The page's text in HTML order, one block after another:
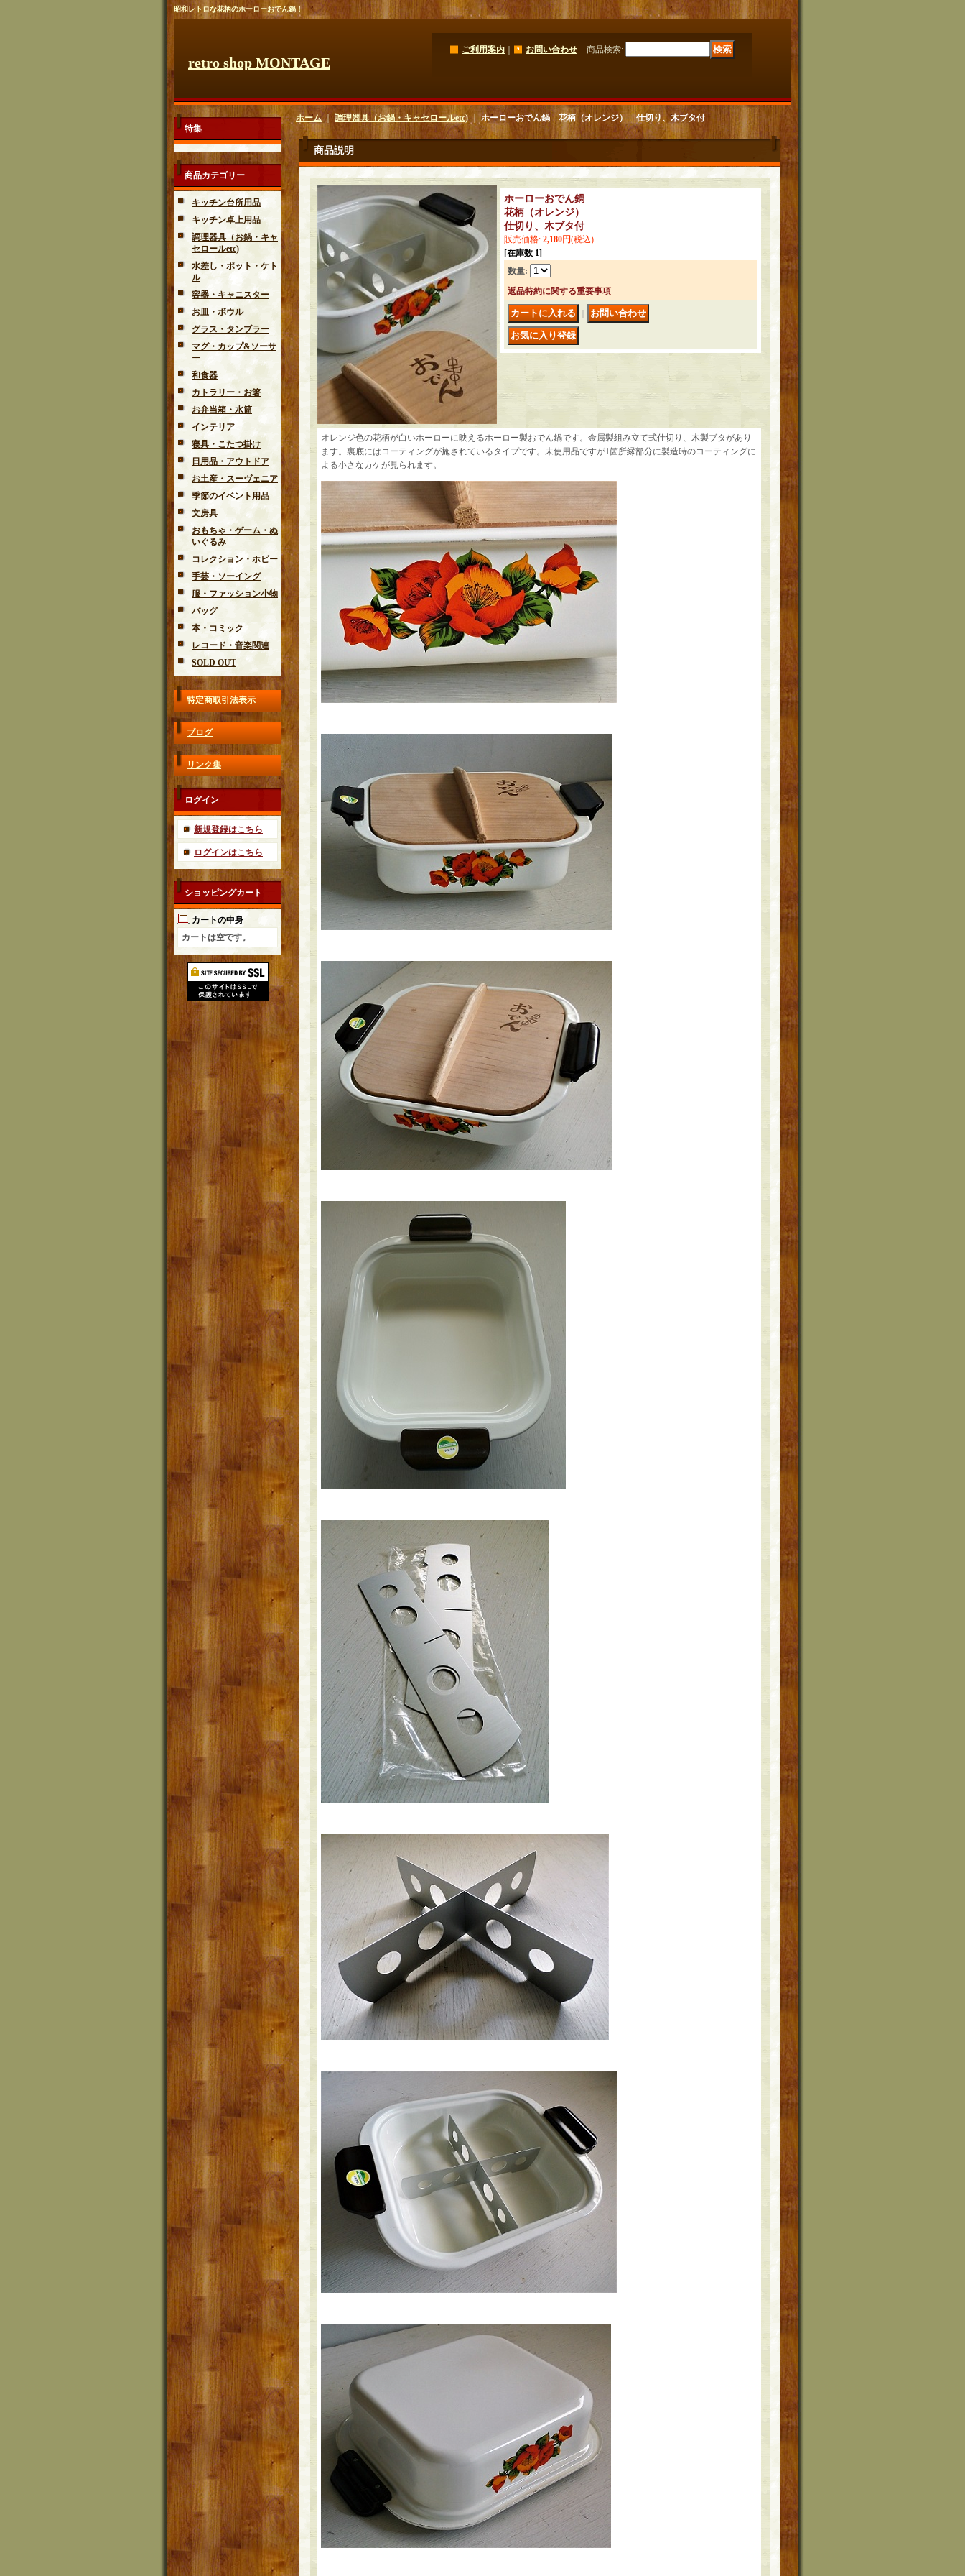
昭和レトロな花柄のホーローおでん鍋！
retro shop MONTAGE
ご利用案内 お問い合わせ 商品検索:
特集
商品カテゴリー
キッチン台所用品
キッチン卓上用品
調理器具（お鍋・キャ
セロールetc)
水差し・ポット・ケト
ル
容器・キャニスター
お皿・ボウル
グラス・タンブラー
マグ・カップ&ソーサ
ー
和食器
カトラリー・お箸
お弁当箱・水筒
インテリア
寝具・こたつ掛け
日用品・アウトドア
お土産・スーヴェニア
季節のイベント用品
文房具
おもちゃ・ゲーム・ぬ
いぐるみ
コレクション・ホビー
手芸・ソーイング
服・ファッション小物
バッグ
本・コミック
レコード・音楽関連
SOLD OUT
特定商取引法表示
ブログ
リンク集
ログイン
新規登録はこちら
ログインはこちら
ショッピングカート
カートの中身
カートは空です。
ホーム｜ 調理器具（お鍋・キャセロールetc)｜ホーローおでん鍋 花柄（オレンジ） 仕切り、木ブタ付
商品説明
ホーローおでん鍋
花柄（オレンジ）
仕切り、木ブタ付
販売価格: 2,180円(税込)
[在庫数 1]
数量:
返品特約に関する重要事項
オレンジ色の花柄が白いホーローに映えるホーロー製おでん鍋です。金属製組み立て式仕切り、木製ブタがあり
ます。裏底にはコーティングが施されているタイプです。未使用品ですが1箇所縁部分に製造時のコーティングに
よる小さなカケが見られます。